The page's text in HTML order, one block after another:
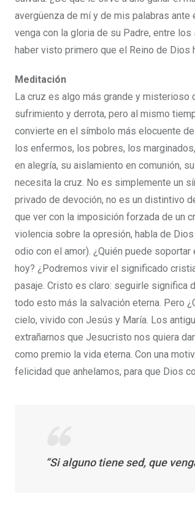
avergüenza de mí y de mis palabras
venga con la gloria de su Padre, entre
haber visto primero que el Reino de Dios
Meditación
La cruz es algo más grande y misterioso
sufrimiento y derrota, pero al mismo
convierte en el símbolo más elocuente
los enfermos, los pobres, los
en alegría, su aislamiento en comunión,
necesita la cruz. No es simplemente un
privado de devoción, no es un distintivo
que ver con la imposición forzada de un
violencia sobre la opresión, habla de
odio con el amor). ¿Quién puede
hoy? ¿Podremos vivir el significado
pasaje. Cristo es claro: seguirle significa
todo esto más la salvación eterna. Pero
cielo, vivido con Jesús y María. Los
extrañarnos que Jesucristo nos quiera dar
como premio la vida eterna. Con una
felicidad que anhelamos, para que Dios
“Si alguno tiene sed, que